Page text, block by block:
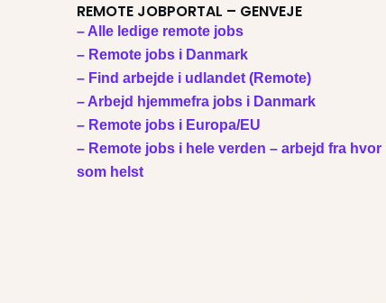
REMOTE JOBPORTAL – GENVEJE
– Alle ledige remote jobs
– Remote jobs i Danmark
– Find arbejde i udlandet (Remote)
– Arbejd hjemmefra jobs i Danmark
– Remote jobs i Europa/EU
– Remote jobs i hele verden – arbejd fra hvor
som helst